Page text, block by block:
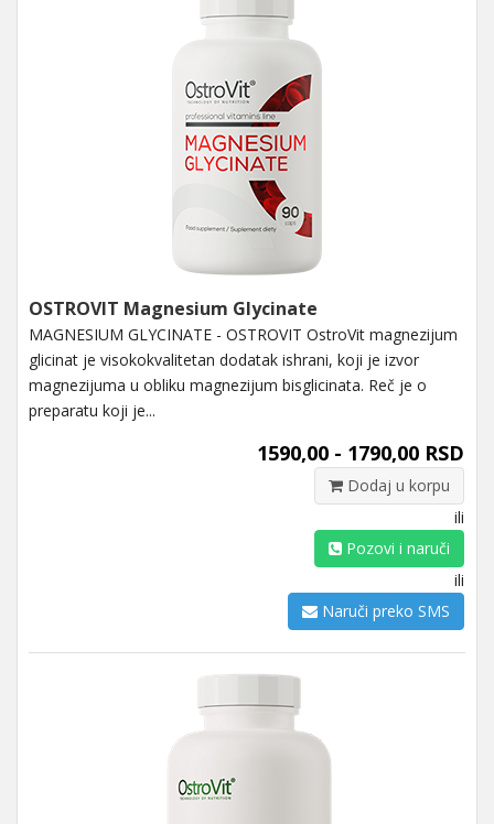
OSTROVIT Magnesium Glycinate
MAGNESIUM GLYCINATE - OSTROVIT OstroVit magnezijum
glicinat je visokokvalitetan dodatak ishrani, koji je izvor
magnezijuma u ​​obliku magnezijum bisglicinata. Reč je o
preparatu koji je...
1590,00 - 1790,00 RSD
Dodaj u korpu
ili
Pozovi i naruči
ili
Naruči preko SMS